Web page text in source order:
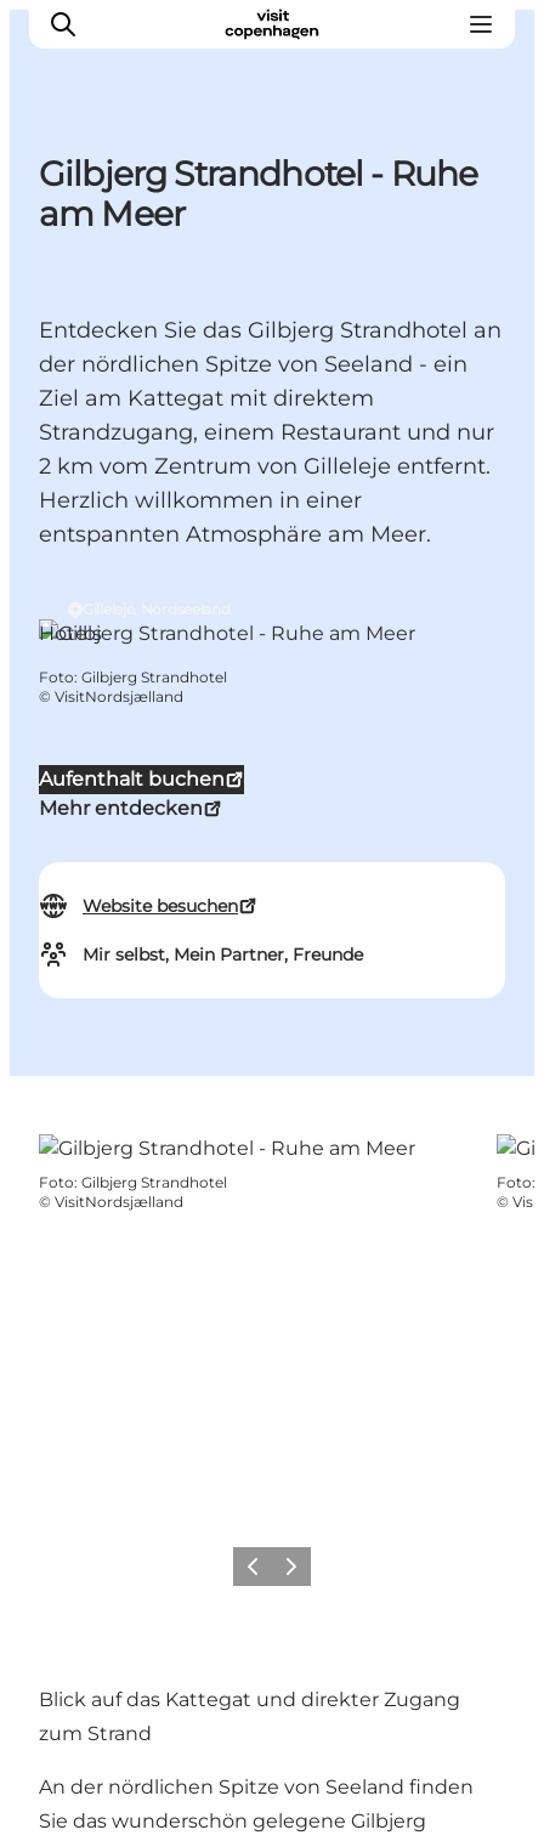
Aktivitäten
Gilbjerg Strandhotel - Ruhe
am Meer
Entdecken Sie das Gilbjerg Strandhotel an
der nördlichen Spitze von Seeland - ein
Ziel am Kattegat mit direktem
Strandzugang, einem Restaurant und nur
2 km vom Zentrum von Gilleleje entfernt.
Herzlich willkommen in einer
entspannten Atmosphäre am Meer.
Aufenthalt buchen
Mehr entdecken
Website besuchen
Mir selbst, Mein Partner, Freunde
Gilleleje, Nordseeland
Hotels
Foto: Gilbjerg Strandhotel
© VisitNordsjælland
Foto: Gilbjerg Strandhotel
© VisitNordsjælland
Foto:
©
ZurückWeiter
Blick auf das Kattegat und direkter Zugang
zum Strand
An der nördlichen Spitze von Seeland finden
Sie das wunderschön gelegene Gilbjerg